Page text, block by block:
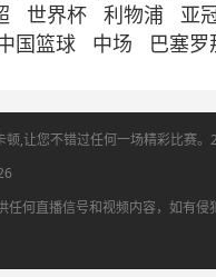
世界杯 利物浦 亚
国篮球 中场 巴塞罗
,让您不错过任何一场精彩比赛
何直播信号和视频内容，如有侵